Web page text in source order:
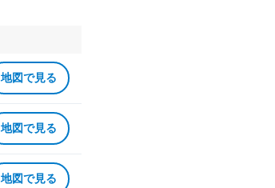
地図で見る
地図で見る
地図で見る